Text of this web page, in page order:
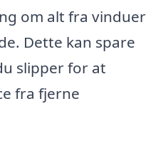
om alt fra vinduer
Dette kan spare
slipper for at
fra fjerne